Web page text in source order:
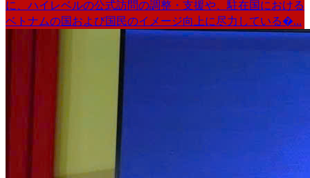
に、ハイレベルの公式訪問の調整・支援や、駐在国における
ベトナムの国および国民のイメージ向上に尽力している�...